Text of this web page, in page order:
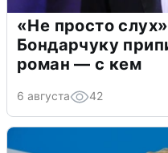
«Не просто
Бондарчуку
роман — с кем
6 августа 42